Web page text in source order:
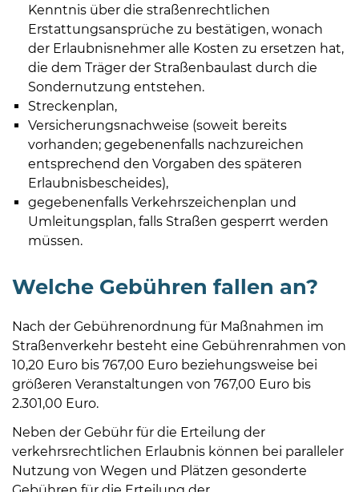
Kenntnis über die straßenrechtlichen
Erstattungs­ansprüche zu bestätigen, wonach
der Erlaubnisnehmer alle Kosten zu ersetzen hat,
die dem Träger der Straßenbaulast durch die
Sondernutzung entstehen.
Streckenplan,
Versicherungsnachweise (soweit bereits
vorhanden; gegebenenfalls nachzureichen
entsprechend den Vorgaben des späteren
Erlaubnisbescheides),
gegebenenfalls Verkehrszeichenplan und
Umleitungsplan, falls Straßen gesperrt werden
müssen.
Welche Gebühren fallen an?
Nach der Gebührenordnung für Maßnahmen im
Straßenverkehr besteht eine Gebührenrahmen von
10,20 Euro bis 767,00 Euro beziehungsweise bei
größeren Veranstaltungen von 767,00 Euro bis
2.301,00 Euro.
Neben der Gebühr für die Erteilung der
verkehrsrechtlichen Erlaubnis können bei paralleler
Nutzung von Wegen und Plätzen gesonderte